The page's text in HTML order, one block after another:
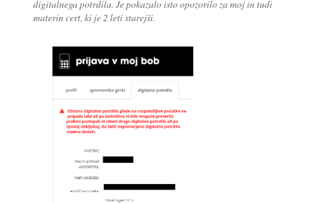
digitalnega potrdila. Je pokazalo isto opozorilo za moj in tudi
materin cert, ki je 2 leti starejši.